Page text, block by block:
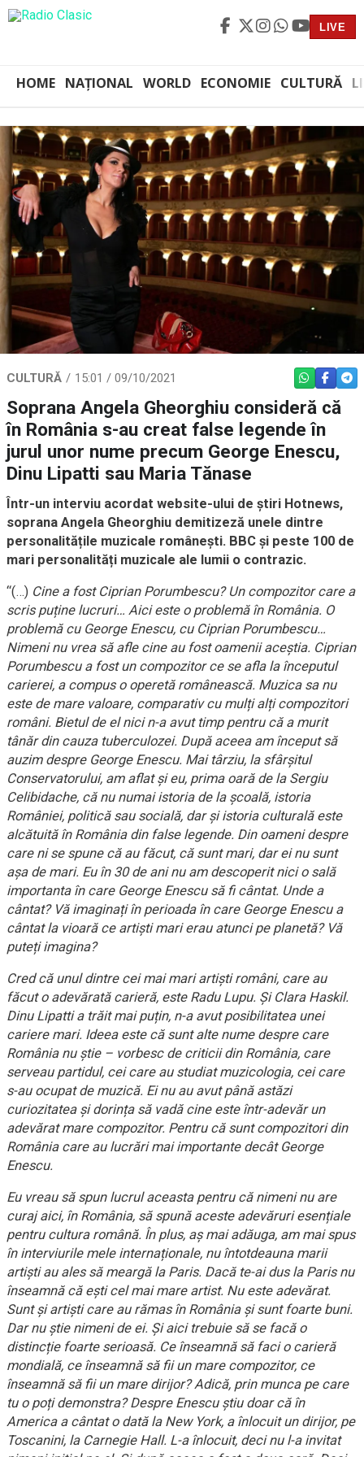
LIVE
HOME NAȚIONAL WORLD ECONOMIE CULTURĂ
CULTURĂ 15:01 / 09/10/2021 WHATSAPP
Soprana Angela Gheorghiu consideră că
în România s-au creat false legende în
jurul unor nume precum George Enescu,
Dinu Lipatti sau Maria Tănase
Într-un interviu acordat website-ului de știri Hotnews,
soprana Angela Gheorghiu demitizeză unele dintre
personalitățile muzicale românești. BBC și peste 100 de
mari personalități muzicale ale lumii o contrazic.
“(…) Cine a fost Ciprian Porumbescu? Un compozitor care a
scris puține lucruri… Aici este o problemă în România. O
problemă cu George Enescu, cu Ciprian Porumbescu…
Nimeni nu vrea să afle cine au fost oamenii aceștia. Ciprian
Porumbescu a fost un compozitor ce se afla la începutul
carierei, a compus o operetă românească. Muzica sa nu
este de mare valoare, comparativ cu mulți alți compozitori
români. Bietul de el nici n-a avut timp pentru că a murit
tânăr din cauza tuberculozei. După aceea am început să
auzim despre George Enescu. Mai târziu, la sfârșitul
Conservatorului, am aflat și eu, prima oară de la Sergiu
Celibidache, că nu numai istoria de la școală, istoria
României, politică sau socială, dar și istoria culturală este
alcătuită în România din false legende. Din oameni despre
care ni se spune că au făcut, că sunt mari, dar ei nu sunt
așa de mari. Eu în 30 de ani nu am descoperit nici o sală
importanta în care George Enescu să fi cântat. Unde a
cântat? Vă imaginați în perioada în care George Enescu a
cântat la vioară ce artiști mari erau atunci pe planetă? Vă
puteți imagina?
Cred că unul dintre cei mai mari artiști români, care au
făcut o adevărată carieră, este Radu Lupu. Și Clara Haskil.
Dinu Lipatti a trăit mai puțin, n-a avut posibilitatea unei
cariere mari. Ideea este că sunt alte nume despre care
România nu știe – vorbesc de criticii din România, care
serveau partidul, cei care au studiat muzicologia, cei care
s-au ocupat de muzică. Ei nu au avut până astăzi
curiozitatea și dorința să vadă cine este într-adevăr un
adevărat mare compozitor. Pentru că sunt compozitori din
România care au lucrări mai importante decât George
Enescu.
Eu vreau să spun lucrul aceasta pentru că nimeni nu are
curaj aici, în România, să spună aceste adevăruri esențiale
pentru cultura română. În plus, aș mai adăuga, am mai spus
în interviurile mele internaționale, nu întotdeauna marii
artiști au ales să meargă la Paris. Dacă te-ai dus la Paris nu
înseamnă că ești cel mai mare artist. Nu este adevărat.
Sunt și artiști care au rămas în România și sunt foarte buni.
Dar nu știe nimeni de ei. Și aici trebuie să se facă o
distincție foarte serioasă. Ce înseamnă să faci o carieră
mondială, ce înseamnă să fii un mare compozitor, ce
înseamnă să fii un mare dirijor? Adică, prin munca pe care
tu o poți demonstra? Despre Enescu știu doar că în
America a cântat o dată la New York, a înlocuit un dirijor, pe
Toscanini, la Carnegie Hall. L-a înlocuit, deci nu l-a invitat